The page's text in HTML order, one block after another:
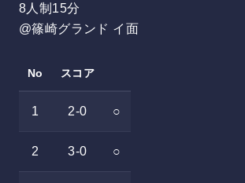
8人制15分
@篠崎グランド イ面
No スコア
1 2-0 ○
2 3-0 ○